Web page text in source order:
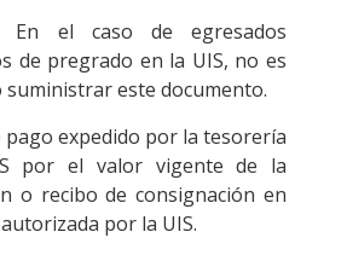
En el caso de egresados
de pregrado en la UIS, no es
suministrar este documento.
pago expedido por la tesorería
por el valor vigente de la
o recibo de consignación en
por la UIS.